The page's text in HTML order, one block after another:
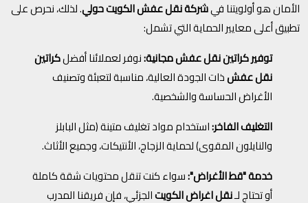
الأمان هو أولويتنا فيشركة نقل عفش الكويت حولي. لذلك، نحرص على
تطبيق أعلى معايير الحماية التي تشمل:
توفير كراتين نقل عفش مجانية:نوفر لعملائنا أفضلكراتين
نقل عفشذات الجودة العالية، مناسبة لتعبئة وتصنيف
الأغراض الحساسة والشخصية.
التغليف الفاخر:استخدام مواد تغليف متينة (مثل البابلز
والنايلون المقوى) لحماية الزجاج، الأنتيكات، وجميع الأثاث.
خدمة "قط الأغراض":سواء كنت تنقل محتويات شقة كاملة
أو تحتاج لـنقل اغراض الكويتالجزئي، فإن فريقنا المدرب